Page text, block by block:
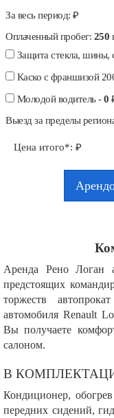
За весь период: ₽
Оплаченный пробег: 250
Защита стекла, шины,
Каско с франшизой
Молодой водитель -0
Выезд за пределы
Цена итого*: ₽
Аренда Рено Логан
предстоящих
торжеств
автомобиля Renault
Вы получаете
салоном.
В
Кондиционер, обогрев
передних сидений,